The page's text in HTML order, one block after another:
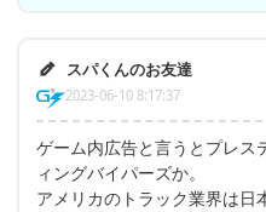
スパくんのお友達
2023-06-10 8:17:37
ゲーム内広告と言うとプレス
ィングバイパーズか。
アメリカのトラック業界は